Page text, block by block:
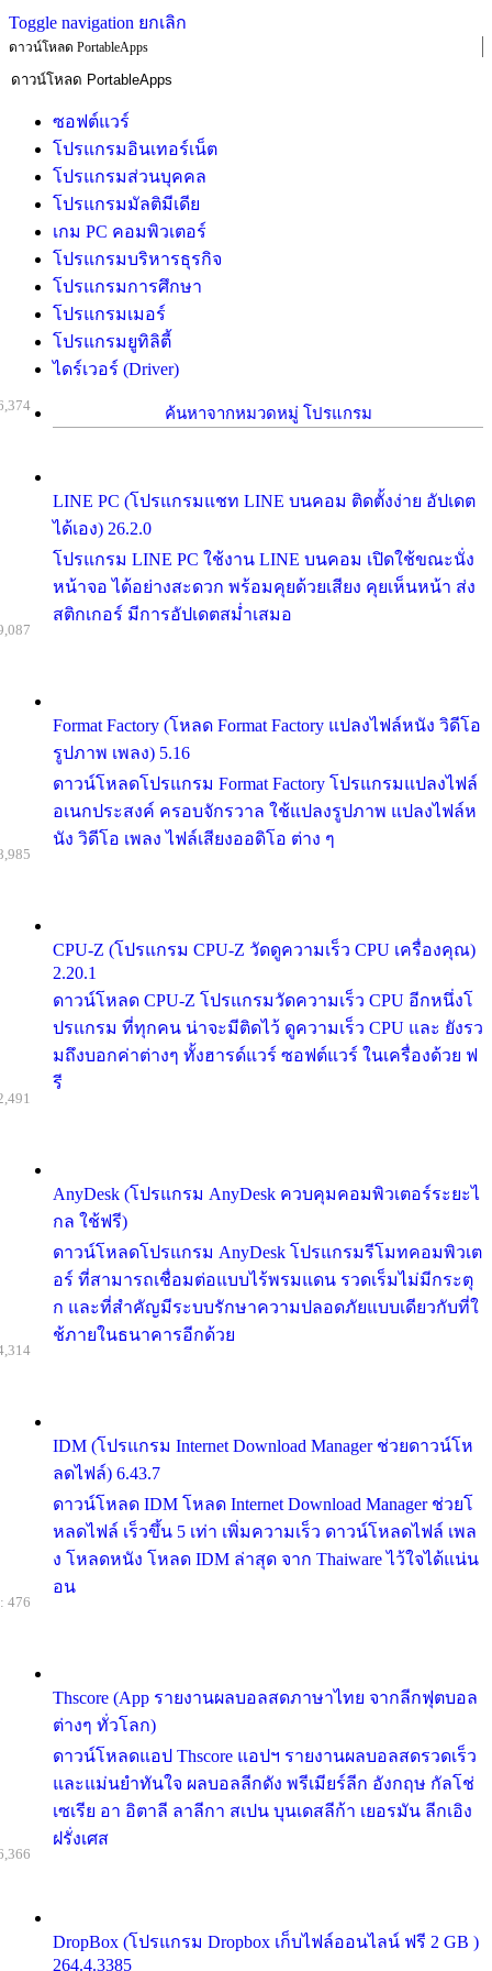
Toggle navigation ยกเลิก
ดาวน์โหลด PortableApps
ซอฟต์แวร์
โปรแกรมอินเทอร์เน็ต
โปรแกรมส่วนบุคคล
โปรแกรมมัลติมีเดีย
เกม PC คอมพิวเตอร์
โปรแกรมบริหารธุรกิจ
โปรแกรมการศึกษา
โปรแกรมเมอร์
โปรแกรมยูทิลิตี้
ไดร์เวอร์ (Driver)
ค้นหาจากหมวดหมู่ โปรแกรม
LINE PC (โปรแกรมแชท LINE บนคอม ติดตั้งง่าย อัปเดต
ได้เอง) 26.2.0
โปรแกรม LINE PC ใช้งาน LINE บนคอม เปิดใช้ขณะนั่ง
หน้าจอ ได้อย่างสะดวก พร้อมคุยด้วยเสียง คุยเห็นหน้า ส่ง
สติกเกอร์ มีการอัปเดตสม่ำเสมอ
Format Factory (โหลด Format Factory แปลงไฟล์หนัง วิดีโอ
รูปภาพ เพลง) 5.16
ดาวน์โหลดโปรแกรม Format Factory โปรแกรมแปลงไฟล์
อเนกประสงค์ ครอบจักรวาล ใช้แปลงรูปภาพ แปลงไฟล์ห
นัง วิดีโอ เพลง ไฟล์เสียงออดิโอ ต่าง ๆ
CPU-Z (โปรแกรม CPU-Z วัดดูความเร็ว CPU เครื่องคุณ)
2.20.1
ดาวน์โหลด CPU-Z โปรแกรมวัดความเร็ว CPU อีกหนึ่งโ
ปรแกรม ที่ทุกคน น่าจะมีติดไว้ ดูความเร็ว CPU และ ยังรว
มถึงบอกค่าต่างๆ ทั้งฮารด์แวร์ ซอฟต์แวร์ ในเครื่องด้วย ฟ
รี
AnyDesk (โปรแกรม AnyDesk ควบคุมคอมพิวเตอร์ระยะไ
กล ใช้ฟรี)
ดาวน์โหลดโปรแกรม AnyDesk โปรแกรมรีโมทคอมพิวเต
อร์ ที่สามารถเชื่อมต่อแบบไร้พรมแดน รวดเร็มไม่มีกระตุ
ก และที่สำคัญมีระบบรักษาความปลอดภัยแบบเดียวกับที่ใ
ช้ภายในธนาคารอีกด้วย
IDM (โปรแกรม Internet Download Manager ช่วยดาวน์โห
ลดไฟล์) 6.43.7
ดาวน์โหลด IDM โหลด Internet Download Manager ช่วยโ
หลดไฟล์ เร็วขึ้น 5 เท่า เพิ่มความเร็ว ดาวน์โหลดไฟล์ เพล
ง โหลดหนัง โหลด IDM ล่าสุด จาก Thaiware ไว้ใจได้แน่น
อน
Thscore (App รายงานผลบอลสดภาษาไทย จากลีกฟุตบอล
ต่างๆ ทั่วโลก)
ดาวน์โหลดแอป Thscore แอปฯ รายงานผลบอลสดรวดเร็ว
และแม่นยำทันใจ ผลบอลลีกดัง พรีเมียร์ลีก อังกฤษ กัลโช่
เซเรีย อา อิตาลี ลาลีกา สเปน บุนเดสลีก้า เยอรมัน ลีกเอิง
ฝรั่งเศส
476
DropBox (โปรแกรม Dropbox เก็บไฟล์ออนไลน์ ฟรี 2 GB )
264.4.3385